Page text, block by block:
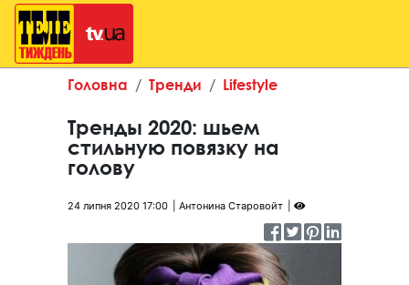
Головна Тренди Lifestyle
Тренды 2020: шьем
стильную повязку на
голову
24 липня 2020 17:00 Антонина Старовойт